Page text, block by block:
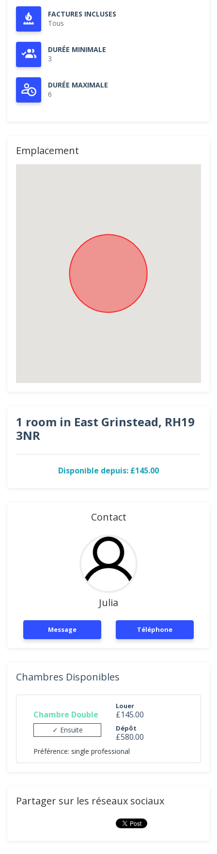
FACTURES INCLUSES
Tous
DURÉE MINIMALE
3
DURÉE MAXIMALE
6
Emplacement
1 room in East Grinstead, RH19
3NR
Disponible depuis: £145.00
Contact
Julia
Message Téléphone
Chambres Disponibles
Chambre Double
✓ Ensuite
Louer
£145.00
Dépôt
£580.00
Préférence: single professional
Partager sur les réseaux sociaux